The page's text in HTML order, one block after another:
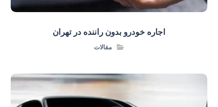
اجاره خودرو بدون راننده در تهران
مقالات